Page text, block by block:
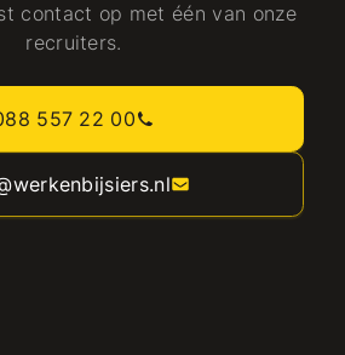
contact op met één van onze
recruiters.
557 22 00